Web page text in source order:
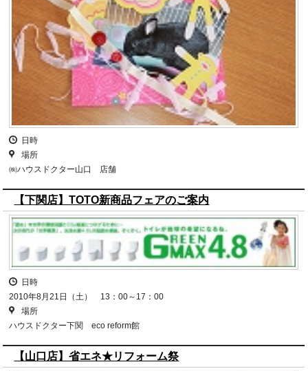
日時
場所
㈱ハウスドクター山口 店舗
【下関店】TOTO新商品フェアのご案内
日時
2010年8月21日（土） 13：00～17：00
場所
ハウスドクター下関 eco reform館
【山口店】省エネ★リフォーム祭